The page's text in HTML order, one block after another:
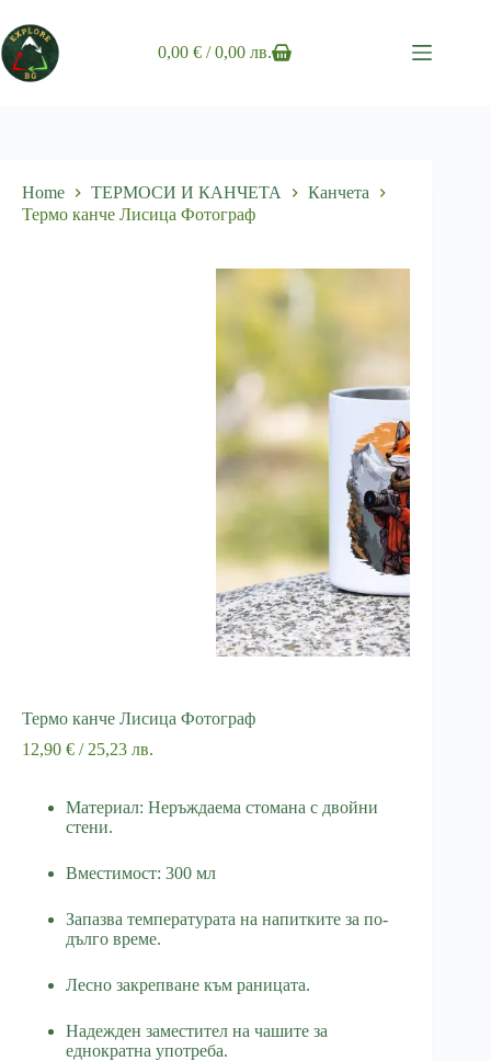
to
content
Shopping
0,00€ / 0,00 лв.
Home ТЕРМОСИ И КАНЧЕТА
Канчета
Термо канче Лисица Фотограф
Термо канче Лисица Фотограф
12,90 € / 25,23 лв.
Материал: Неръждаема стомана с двойни
стени.
Вместимост: 300 мл
Запазва температурата на напитките за по-
дълго време.
Лесно закрепване към раницата.
Надежден заместител на чашите за
еднократна употреба.